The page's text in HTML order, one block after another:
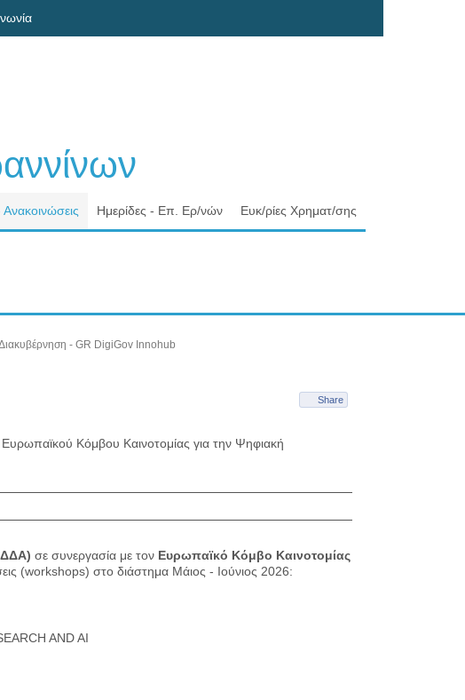
Ημερίδες - Επ. Ερ/νών Ευκ/ρίες Χρηματ/σης
- GR DigiGov Innohub
Share
Κόμβου Καινοτομίας για την Ψηφιακή
σε συνεργασία με τον Ευρωπαϊκό Κόμβο Καινοτομίας
(workshops) στο διάστημα Μάιος - Ιούνιος 2026:
AND AI